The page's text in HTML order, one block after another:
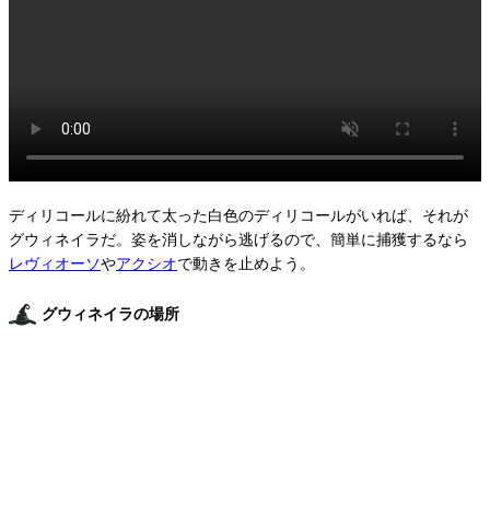
ディリコールに紛れて太った白色のディリコールがいれば、それが
グウィネイラだ。姿を消しながら逃げるので、簡単に捕獲するなら
レヴィオーソやアクシオで動きを止めよう。
グウィネイラの場所